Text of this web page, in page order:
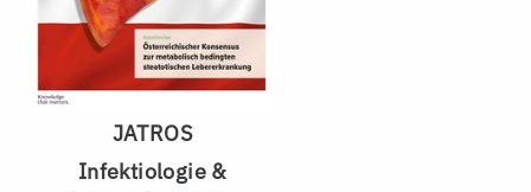
JATROS
Infektiologie &